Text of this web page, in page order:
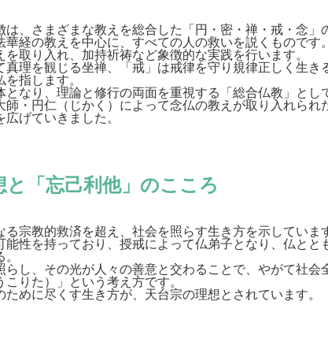
、さまざまな教えを総合した「円・密・禅・戒・念」
華経の教えを中心に、すべての人の救いを説くものです
を取り入れ、加持祈祷など象徴的な実践を行います。
真理を観じる坐禅、「戒」は戒律を守り規律正しく生
指します。
となり、理論と修行の両面を重視する「総合仏教」とし
師・円仁（じかく）によって念仏の教えが取り入れられ
げていきました。
と「忘己利他」のこころ
宗教的救済を超え、社会を照らす生き方を示していま
能性を持っており、授戒によって仏弟子となり、仏とと
。
らし、その光が人々の善意と交わることで、やがて社
こりた）」という考え方です。
めに尽くす生き方が、天台宗の理想とされています。